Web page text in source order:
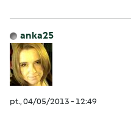
anka25
pt., 04/05/2013 - 12:49